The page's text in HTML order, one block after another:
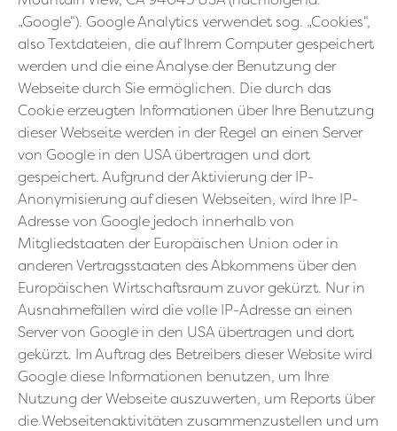
„Google“). Google Analytics verwendet sog. „Cookies“,
also Textdateien, die auf Ihrem Computer gespeichert
werden und die eine Analyse der Benutzung der
Webseite durch Sie ermöglichen. Die durch das
Cookie erzeugten Informationen über Ihre Benutzung
dieser Webseite werden in der Regel an einen Server
von Google in den USA übertragen und dort
gespeichert. Aufgrund der Aktivierung der IP-
Anonymisierung auf diesen Webseiten, wird Ihre IP-
Adresse von Google jedoch innerhalb von
Mitgliedstaaten der Europäischen Union oder in
anderen Vertragsstaaten des Abkommens über den
Europäischen Wirtschaftsraum zuvor gekürzt. Nur in
Ausnahmefällen wird die volle IP-Adresse an einen
Server von Google in den USA übertragen und dort
gekürzt. Im Auftrag des Betreibers dieser Website wird
Google diese Informationen benutzen, um Ihre
Nutzung der Webseite auszuwerten, um Reports über
die Webseitenaktivitäten zusammenzustellen und um